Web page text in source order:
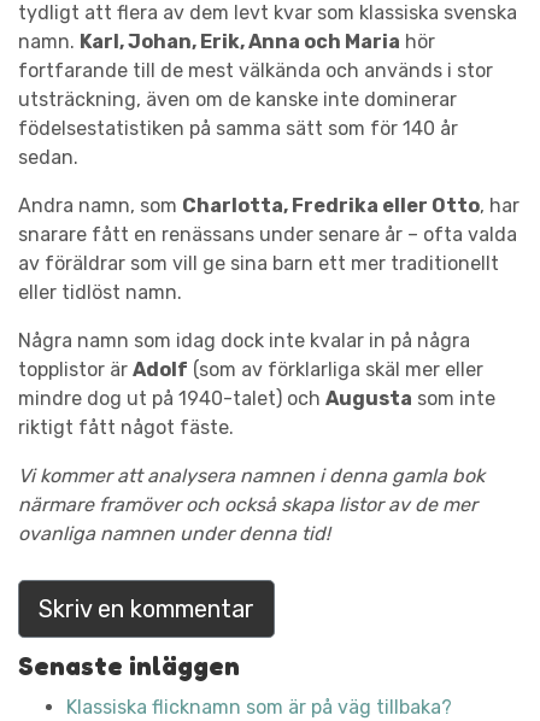
tydligt att flera av dem levt kvar som klassiska svenska
namn. Karl, Johan, Erik, Anna och Maria hör
fortfarande till de mest välkända och används i stor
utsträckning, även om de kanske inte dominerar
födelsestatistiken på samma sätt som för 140 år
sedan.
Andra namn, som Charlotta, Fredrika eller Otto, har
snarare fått en renässans under senare år – ofta valda
av föräldrar som vill ge sina barn ett mer traditionellt
eller tidlöst namn.
Några namn som idag dock inte kvalar in på några
topplistor är Adolf (som av förklarliga skäl mer eller
mindre dog ut på 1940-talet) och Augusta som inte
riktigt fått något fäste.
Vi kommer att analysera namnen i denna gamla bok
närmare framöver och också skapa listor av de mer
ovanliga namnen under denna tid!
Skriv en kommentar
Senaste inläggen
Klassiska flicknamn som är på väg tillbaka?